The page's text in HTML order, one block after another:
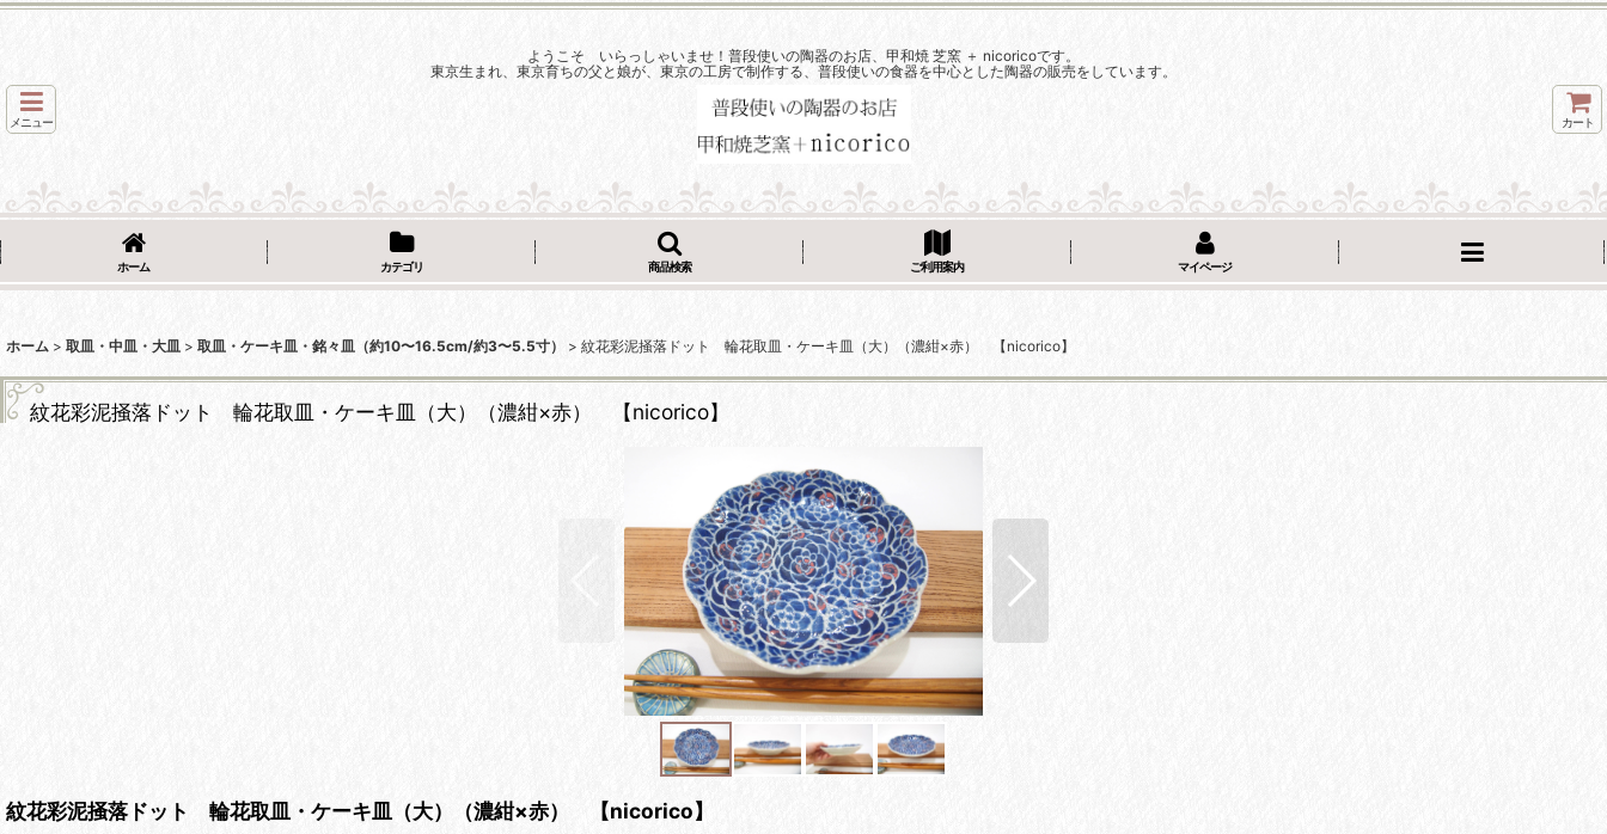
ようこそ いらっしゃいませ！普段使いの陶器のお店、甲和焼 芝窯 ＋ nicoricoです。
東京生まれ、東京育ちの父と娘が、東京の工房で制作する、普段使いの食器を中心とした陶器の販売をしています。
メニュー カート
ホーム カテゴリ 商品検索 ご利用案内 マイページ
ホーム > 取皿・中皿・大皿 > 取皿・ケーキ皿・銘々皿（約10〜16.5cm/約3〜5.5寸） > 紋花彩泥掻落ドット 輪花取皿・ケーキ皿（大）（濃紺×赤） 【nicorico】
紋花彩泥掻落ドット 輪花取皿・ケーキ皿（大）（濃紺×赤） 【nicorico】
紋花彩泥掻落ドット 輪花取皿・ケーキ皿（大）（濃紺×赤） 【nicorico】